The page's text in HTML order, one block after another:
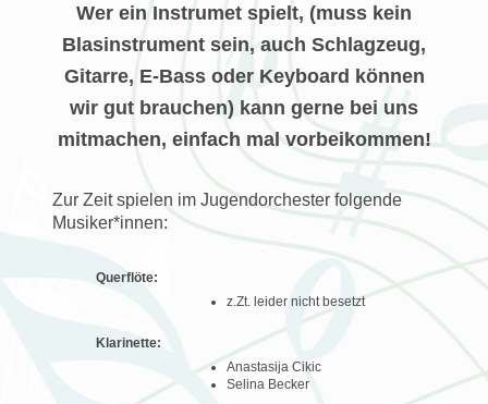
Wer ein Instrumet spielt, (muss kein
Blasinstrument sein, auch Schlagzeug,
Gitarre, E-Bass oder Keyboard können
wir gut brauchen) kann gerne bei uns
mitmachen, einfach mal vorbeikommen!
Zur Zeit spielen im Jugendorchester folgende
Musiker*innen:
Querflöte:
z.Zt. leider nicht besetzt
Klarinette:
Anastasija Cikic
Selina Becker